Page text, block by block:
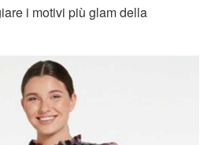
i motivi più glam della